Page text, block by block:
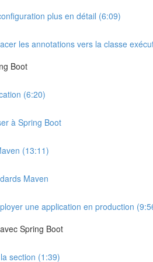
plus en détail (6:09)
les annotations vers la classe
Boot
(6:20)
à Spring Boot
(13:11)
Maven
une application en production
Spring Boot
section (1:39)